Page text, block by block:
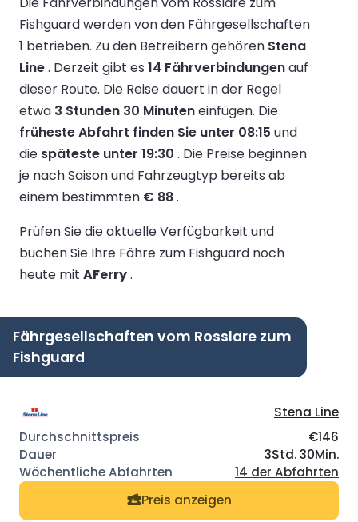
Fishguard werden von den Fährgesellschaften
1 betrieben. Zu den Betreibern gehören Stena
Line. Derzeit gibt es 14 Fährverbindungenauf
dieser Route. Die Reise dauert in der Regel
etwa 3 Stunden 30 Minuteneinfügen. Die
früheste Abfahrt finden Sie unter 08:15 und
die späteste unter 19:30 . Die Preise beginnen
je nach Saison und Fahrzeugtyp bereits ab
einem bestimmten € 88.
Prüfen Sie die aktuelle Verfügbarkeit und
buchen Sie Ihre Fähre zum Fishguard noch
heute mit AFerry.
Fährgesellschaften vom Rosslare zum
Fishguard
Stena Line
€146
3Std. 30Min.
14 der Abfahrten
Preis anzeigen